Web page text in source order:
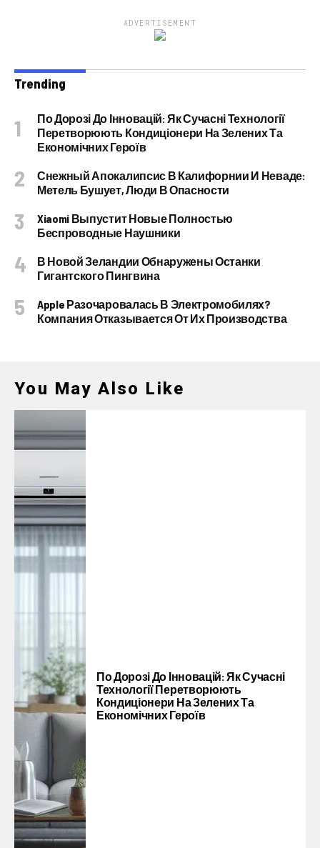
ADVERTISEMENT
Trending
По Дорозі До Інновацій: Як Сучасні Технології
Перетворюють Кондиціонери На Зелених Та
Економічних Героїв
Снежный Апокалипсис В Калифорнии И Неваде:
Метель Бушует, Люди В Опасности
Xiaomi Выпустит Новые Полностью
Беспроводные Наушники
В Новой Зеландии Обнаружены Останки
Гигантского Пингвина
Apple Разочаровалась В Электромобилях?
Компания Отказывается От Их Производства
You May Also Like
По Дорозі До Інновацій: Як Сучасні
Технології Перетворюють
Кондиціонери На Зелених Та
Економічних Героїв